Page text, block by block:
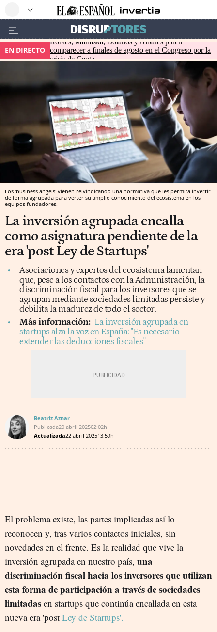
EN DIRECTO
Robles, Marlaska, Bolaños y Albares piden
comparecer a finales de agosto en el Congreso por la
crisis de Ceuta
Los 'business angels' vienen reivindicando una normativa que les permita invertir
de forma agrupada para verter su amplio conocimiento del ecosistema en los
equipos fundadores.
La inversión agrupada encalla
como asignatura pendiente de la
era 'post Ley de Startups'
Asociaciones y expertos del ecosistema lamentan
que, pese a los contactos con la Administración, la
discriminación fiscal para los inversores que se
agrupan mediante sociedades limitadas persiste y
debilita la madurez de todo el sector.
Más información: La inversión agrupada en
startups alza la voz en España: "Es necesario
extender las deducciones fiscales"
Beatriz Aznar
Publicada20 abril 202502:02h
Actualizada22 abril 202513:59h
El problema existe, las partes implicadas así lo
reconocen y, tras varios contactos iniciales, sin
novedades en el frente. Es la realidad que vive la
inversión agrupada en nuestro país, una
discriminación fiscal hacia los inversores que utilizan
esta forma de participación a través de sociedades
limitadas en startups que continúa encallada en esta
nueva era 'post Ley de Startups'.